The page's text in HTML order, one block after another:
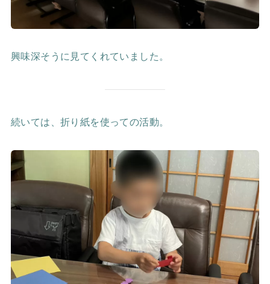
興味深そうに見てくれていました。
続いては、折り紙を使っての活動。